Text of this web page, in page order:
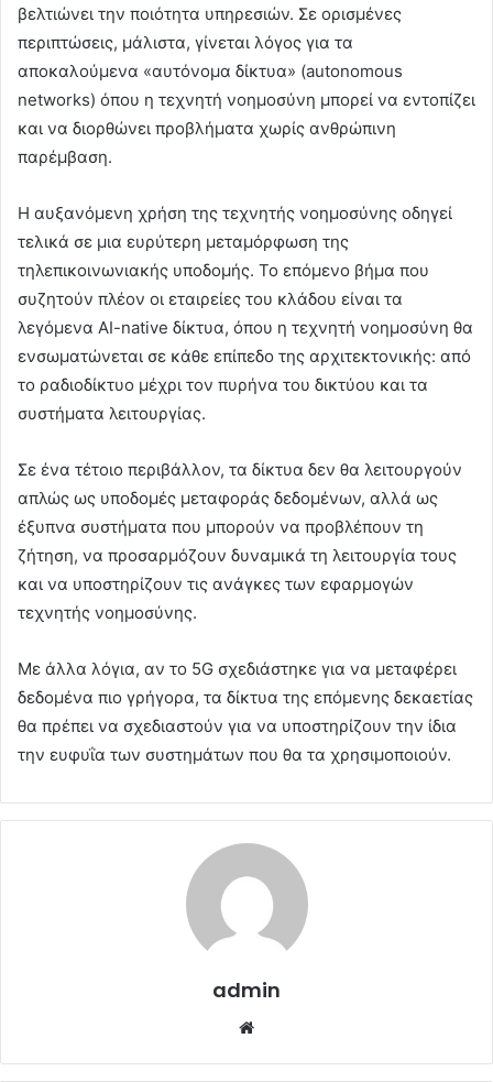
βελτιώνει την ποιότητα υπηρεσιών. Σε ορισμένες
περιπτώσεις, μάλιστα, γίνεται λόγος για τα
αποκαλούμενα «αυτόνομα δίκτυα» (autonomous
networks) όπου η τεχνητή νοημοσύνη μπορεί να εντοπίζει
και να διορθώνει προβλήματα χωρίς ανθρώπινη
παρέμβαση.
Η αυξανόμενη χρήση της τεχνητής νοημοσύνης οδηγεί
τελικά σε μια ευρύτερη μεταμόρφωση της
τηλεπικοινωνιακής υποδομής. Το επόμενο βήμα που
συζητούν πλέον οι εταιρείες του κλάδου είναι τα
λεγόμενα AI-native δίκτυα, όπου η τεχνητή νοημοσύνη θα
ενσωματώνεται σε κάθε επίπεδο της αρχιτεκτονικής: από
το ραδιοδίκτυο μέχρι τον πυρήνα του δικτύου και τα
συστήματα λειτουργίας.
Σε ένα τέτοιο περιβάλλον, τα δίκτυα δεν θα λειτουργούν
απλώς ως υποδομές μεταφοράς δεδομένων, αλλά ως
έξυπνα συστήματα που μπορούν να προβλέπουν τη
ζήτηση, να προσαρμόζουν δυναμικά τη λειτουργία τους
και να υποστηρίζουν τις ανάγκες των εφαρμογών
τεχνητής νοημοσύνης.
Με άλλα λόγια, αν το 5G σχεδιάστηκε για να μεταφέρει
δεδομένα πιο γρήγορα, τα δίκτυα της επόμενης δεκαετίας
θα πρέπει να σχεδιαστούν για να υποστηρίζουν την ίδια
την ευφυΐα των συστημάτων που θα τα χρησιμοποιούν.
admin